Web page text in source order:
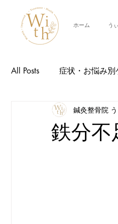
ホーム う
All Posts 症状・お悩み別
交通事故治療 スタ
鉄分
鍼灸整骨院